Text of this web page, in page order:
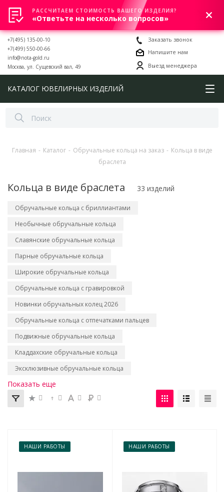
0
+7(495) 135-00-10
+7(499) 550-00-66
info@nota-gold.ru
Москва, ул. Сущевский вал, 49
Заказать звонок
Напишите нам
Выезд менеджера
КАТАЛОГ ЮВЕЛИРНЫХ ИЗДЕЛИЙ
Главная - Каталог - Обручальные кольца на заказ - Кольца в виде
браслета
Кольца в виде браслета 33 изделий
Обручальные кольца с бриллиантами
Необычные обручальные кольца
Славянские обручальные кольца
Парные обручальные кольца
Широкие обручальные кольца
Обручальные кольца с гравировкой
Новинки обручальных колец 2026
Обручальные кольца с отпечатками пальцев
Подвижные обручальные кольца
Кладдахские обручальные кольца
Эксклюзивные обручальные кольца
Показать еще
НАШИ РАБОТЫ НАШИ РАБОТЫ
РАССЧИТАЕМ СТОИМОСТЬ ВАШЕГО ИЗДЕЛИЯ?
«Ответьте на несколько вопросов»